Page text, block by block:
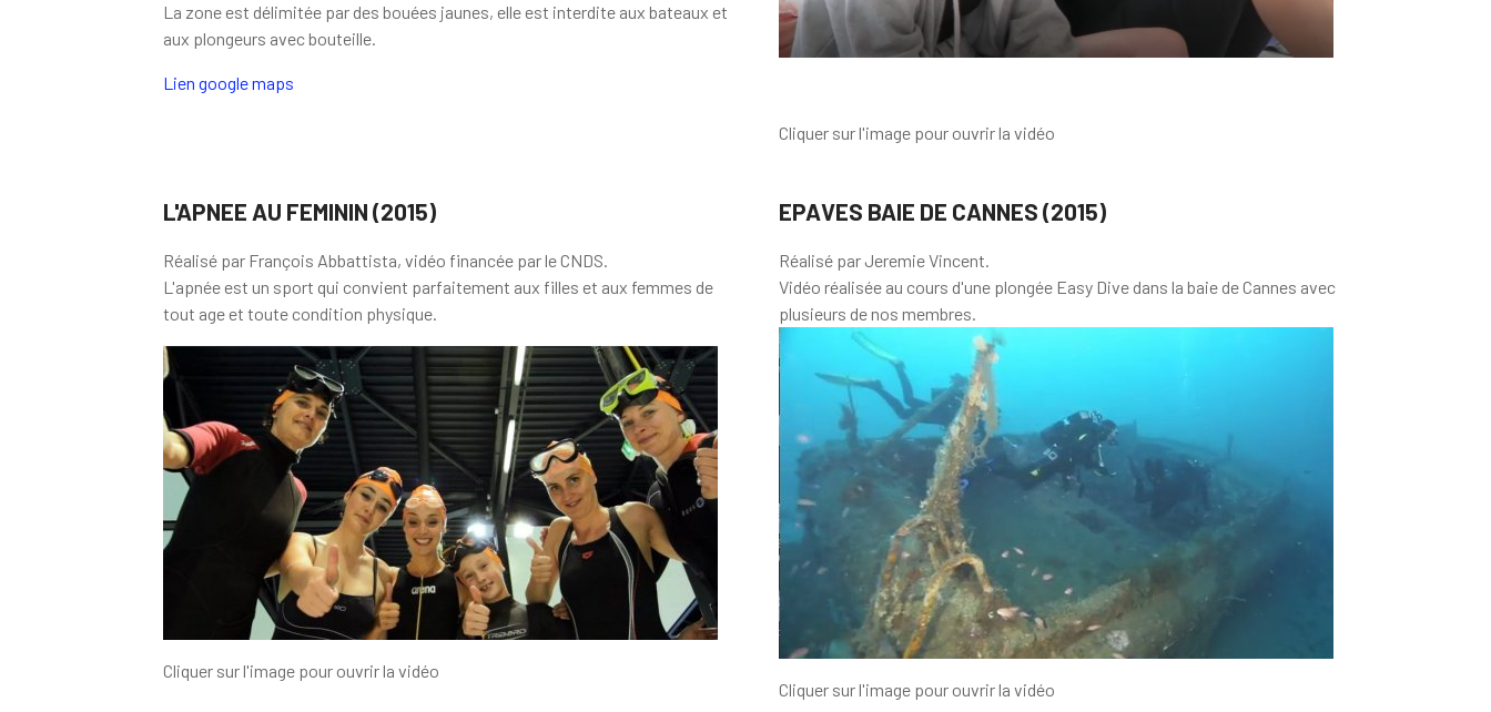
La zone est délimitée par des bouées jaunes, elle est interdite aux bateaux et
aux plongeurs avec bouteille.
Lien google maps
Cliquer sur l'image pour ouvrir la vidéo
L'APNEE AU FEMININ (2015)
Réalisé par François Abbattista, vidéo financée par le CNDS.
L'apnée est un sport qui convient parfaitement aux filles et aux femmes de
tout age et toute condition physique.
Cliquer sur l'image pour ouvrir la vidéo
EPAVES BAIE DE CANNES (2015)
Réalisé par Jeremie Vincent.
Vidéo réalisée au cours d'une plongée Easy Dive dans la baie de Cannes avec
plusieurs de nos membres.
Cliquer sur l'image pour ouvrir la vidéo